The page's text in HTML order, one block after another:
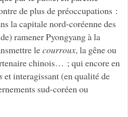
de plus de préoccupations :
la capitale nord-coréenne des
ramener Pyongyang à la
lecourroux, la gêne ou
chinois… ; qui encore en
et interagissant (en qualité de
sud-coréen ou